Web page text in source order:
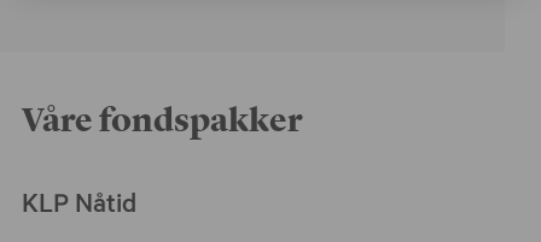
Våre fondspakker
KLP Nåtid